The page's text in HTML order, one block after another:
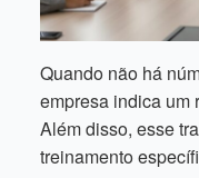
Quando não há
empresa indica um
Além disso, esse
treinamento